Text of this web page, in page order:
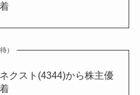
）
クスト(4344)から株主優